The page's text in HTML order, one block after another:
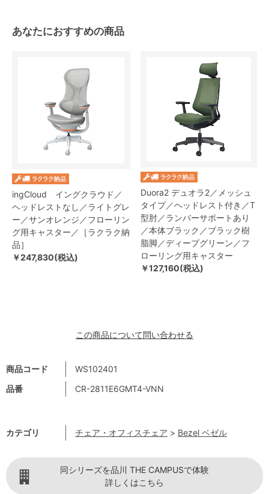
商品コード
WS102401
品番
CR-2811E6GMT4-VNN
カテゴリ チェア・オフィスチェア > Bezel ベゼル
あなたにおすすめの商品
ingCloud イングクラウド／
ヘッドレストなし／ライトグレ
ー／サンオレンジ／フローリン
グ用キャスター／［ラクラク納
品］
￥247,830(税込)
Duora2 デュオラ2／メッシュ
タイプ／ヘッドレスト付き／T
型肘／ランバーサポートあり
／本体ブラック／ブラック樹
脂脚／ディープグリーン／フ
ローリング用キャスター
￥127,160(税込)
この商品について問い合わせる
同シリーズを品川 THE CAMPUSで体験
詳しくはこちら